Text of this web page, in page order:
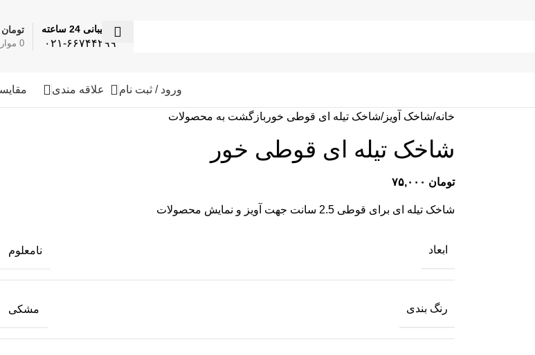
پشتیبانی 24 ساعته
۰۲۱-۶۶۷۴۴۲۹۹ 0
تومان
ورود / ثبت نام علاقه مندی
خانه شاخک آویز شاخک تیله ای قوطی خور بازگشت به محصولات
شاخک تیله ای قوطی خور
تومان
شاخک تیله ای برای قوطی 2.5 سانت جهت آویز و نمایش محصولات
ابعاد نامعلوم
رنگ بندی مشکی